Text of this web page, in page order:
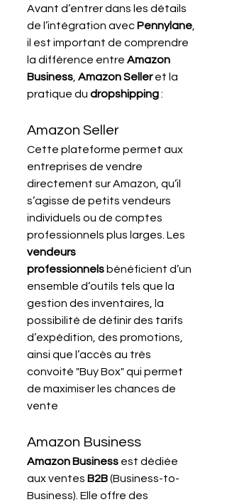
Avant d’entrer dans les détails
de l’intégration avec Pennylane
il est important de comprendre
la différence entre Amazon
Business Amazon Seller et la
pratique du dropshipping :
Amazon Seller
Cette plateforme permet aux
entreprises de vendre
directement sur Amazon, qu’il
s’agisse de petits vendeurs
individuels ou de comptes
professionnels plus larges. Les
vendeurs
professionnels bénéficient d’un
ensemble d’outils tels que la
gestion des inventaires, la
possibilité de définir des tarifs
d’expédition, des promotions,
ainsi que l’accès au très
convoité "Buy Box" qui permet
de maximiser les chances de
vente​
Amazon Business
Amazon Business est dédiée
aux ventes B2B (Business-to-
Business). Elle offre des